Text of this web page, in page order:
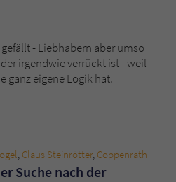
- Liebhabern aber umso
irgendwie verrückt ist - weil
ganz eigene Logik hat.
Claus Steinrötter, Coppenrath
Suche nach der